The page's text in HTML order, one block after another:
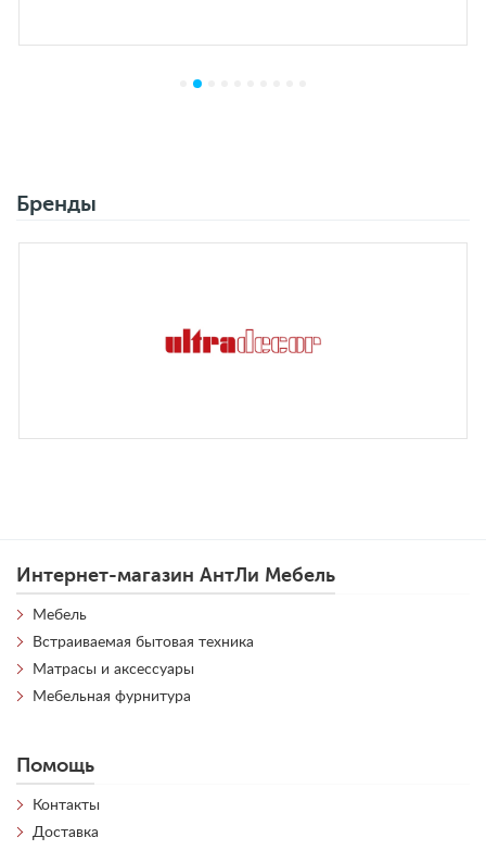
Бренды
Интернет-магазин АнтЛи Мебель
Мебель
Встраиваемая бытовая техника
Матрасы и аксессуары
Мебельная фурнитура
Помощь
Контакты
Доставка